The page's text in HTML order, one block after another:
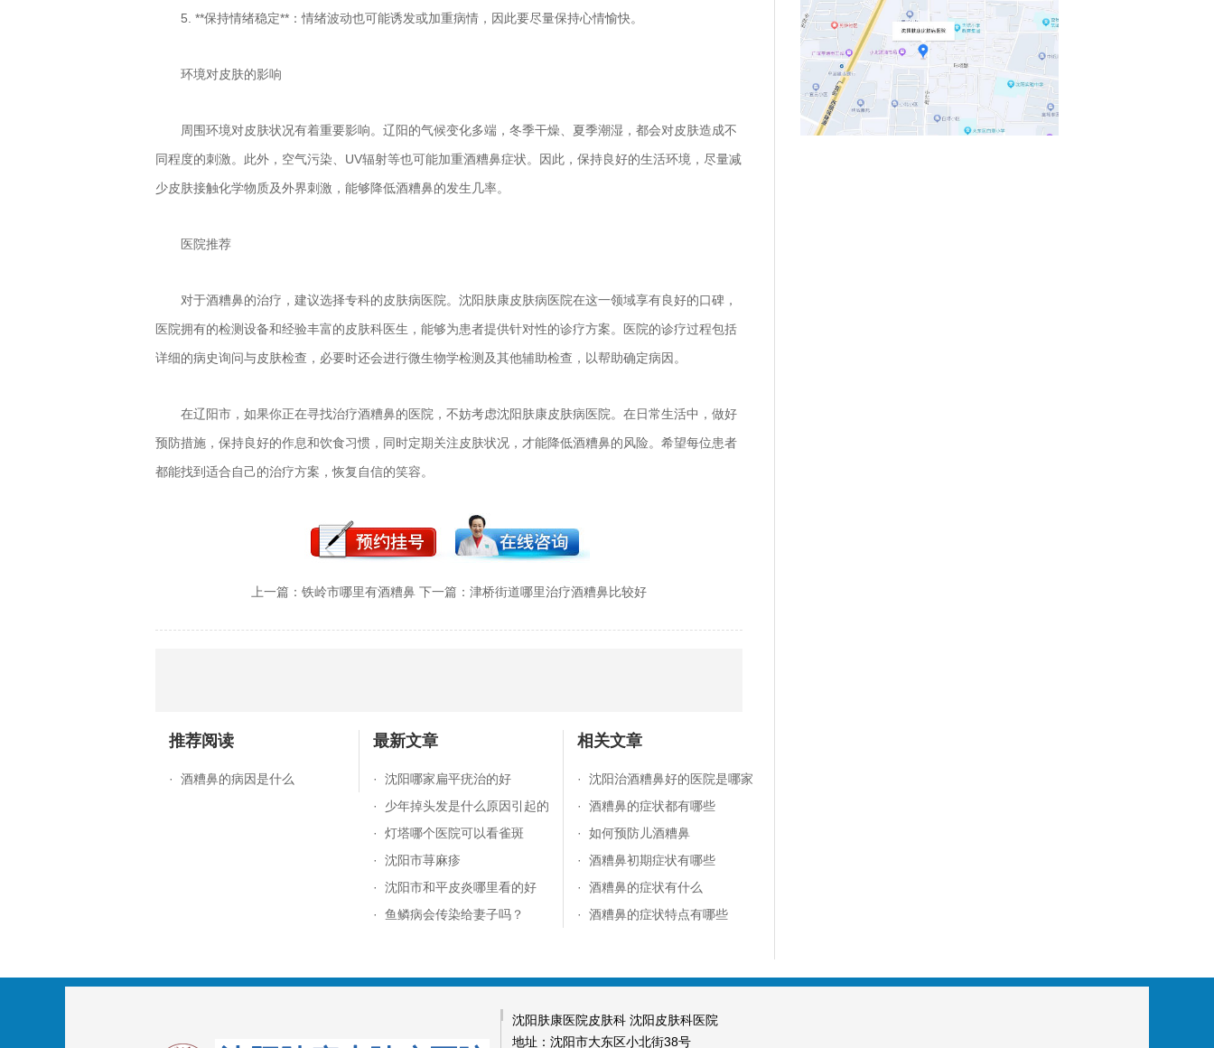
5. **保持情绪稳定**：情绪波动也可能诱发或加重病情，因此要尽量保持心情愉快。
环境对皮肤的影响
周围环境对皮肤状况有着重要影响。辽阳的气候变化多端，冬季干燥、夏季潮湿，都会对皮肤造成不
同程度的刺激。此外，空气污染、UV辐射等也可能加重酒糟鼻症状。因此，保持良好的生活环境，尽量减
少皮肤接触化学物质及外界刺激，能够降低酒糟鼻的发生几率。
医院推荐
对于酒糟鼻的治疗，建议选择专科的皮肤病医院。沈阳肤康皮肤病医院在这一领域享有良好的口碑，
医院拥有的检测设备和经验丰富的皮肤科医生，能够为患者提供针对性的诊疗方案。医院的诊疗过程包括
详细的病史询问与皮肤检查，必要时还会进行微生物学检测及其他辅助检查，以帮助确定病因。
在辽阳市，如果你正在寻找治疗酒糟鼻的医院，不妨考虑沈阳肤康皮肤病医院。在日常生活中，做好
预防措施，保持良好的作息和饮食习惯，同时定期关注皮肤状况，才能降低酒糟鼻的风险。希望每位患者
都能找到适合自己的治疗方案，恢复自信的笑容。
上一篇： 铁岭市哪里有酒糟鼻 下一篇： 津桥街道哪里治疗酒糟鼻比较好
推荐阅读
· 酒糟鼻的病因是什么
最新文章
· 沈阳哪家扁平疣治的好
· 少年掉头发是什么原因引起的
· 灯塔哪个医院可以看雀斑
· 沈阳市荨麻疹
· 沈阳市和平皮炎哪里看的好
· 鱼鳞病会传染给妻子吗？
相关文章
· 沈阳治酒糟鼻好的医院是哪家
· 酒糟鼻的症状都有哪些
· 如何预防儿酒糟鼻
· 酒糟鼻初期症状有哪些
· 酒糟鼻的症状有什么
· 酒糟鼻的症状特点有哪些
沈阳肤康医院皮肤科 沈阳皮肤科医院
地址：沈阳市大东区小北街38号